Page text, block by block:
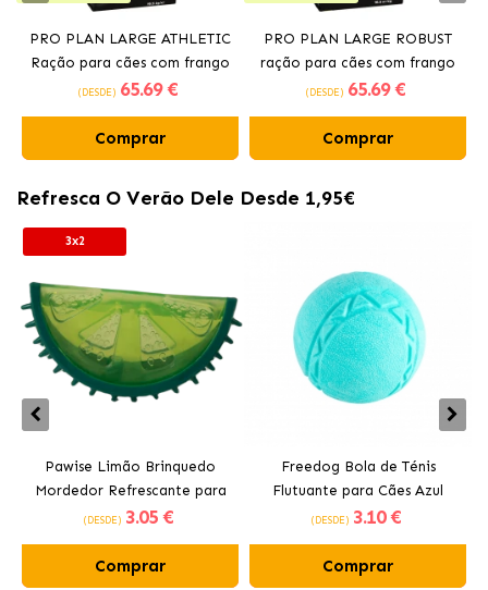
PRO PLAN LARGE ATHLETIC
Ração para cães com frango
(DESDE) 65.69 €
Comprar
PRO PLAN LARGE ROBUST
ração para cães com frango
(DESDE) 65.69 €
Comprar
Refresca O Verão Dele Desde 1,95€
3x2
Pawise Limão Brinquedo
Mordedor Refrescante para
Cães 12 cm
(DESDE) 3.05 €
Comprar
Freedog Bola de Ténis
Flutuante para Cães Azul
(DESDE) 3.10 €
Comprar